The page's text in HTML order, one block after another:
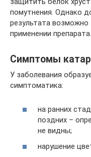
помутнения. Однако
результата
применении препарата.
Симптомы
У заболевания
симптоматика:
на ранних
поздних –
не видны;
нарушение